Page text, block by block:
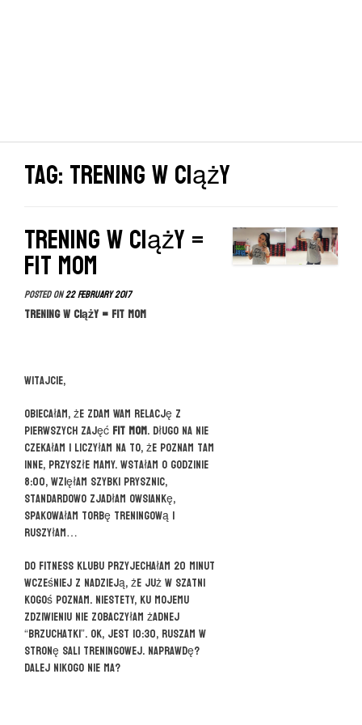
Tag: trening w ciąży
Trening w ciąży =
FIT MOM
Posted on22 February 2017
Trening w ciąży = FIT MOM
Witajcie,
obiecałam, że zdam Wam relację z
pierwszych zajęć FIT MOM. Długo na nie
czekałam i liczyłam na to, że poznam tam
inne, przyszłe mamy. Wstałam o godzinie
8:00, wzięłam szybki prysznic,
standardowo zjadłam owsiankę,
spakowałam torbę treningową i
ruszyłam…
Do fitness klubu przyjechałam 20 minut
wcześniej z nadzieją, że już w szatni
kogoś poznam. Niestety, ku mojemu
zdziwieniu nie zobaczyłam żadnej
“brzuchatki”. Ok, jest 10:30, ruszam w
stronę sali treningowej. Naprawdę?
Dalej nikogo nie ma?